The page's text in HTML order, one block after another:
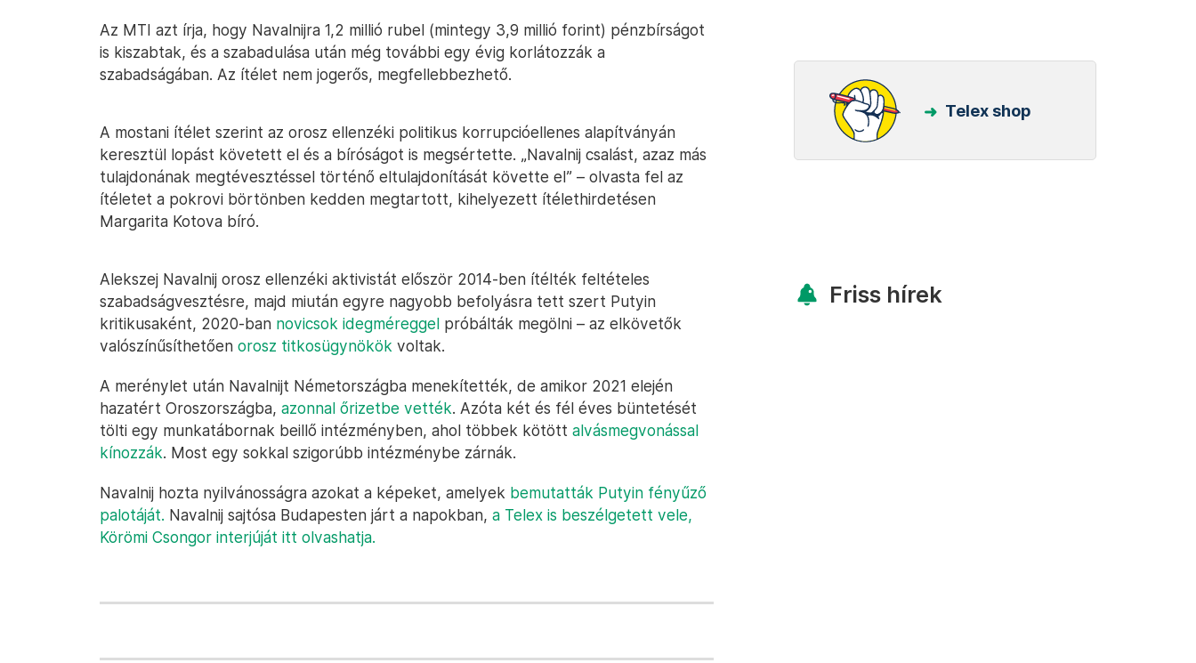
Az MTI azt írja, hogy Navalnijra 1,2 millió rubel (mintegy 3,9 millió forint) pénzbírságot
is kiszabtak, és a szabadulása után még további egy évig korlátozzák a
szabadságában. Az ítélet nem jogerős, megfellebbezhető.
A mostani ítélet szerint az orosz ellenzéki politikus korrupcióellenes alapítványán
keresztül lopást követett el és a bíróságot is megsértette. „Navalnij csalást, azaz más
tulajdonának megtévesztéssel történő eltulajdonítását követte el” – olvasta fel az
ítéletet a pokrovi börtönben kedden megtartott, kihelyezett ítélethirdetésen
Margarita Kotova bíró.
Alekszej Navalnij orosz ellenzéki aktivistát először 2014-ben ítélték feltételes
szabadságvesztésre, majd miután egyre nagyobb befolyásra tett szert Putyin
kritikusaként, 2020-ban novicsok idegméreggel próbálták megölni – az elkövetők
valószínűsíthetően orosz titkosügynökök voltak.
A merénylet után Navalnijt Németországba menekítették, de amikor 2021 elején
hazatért Oroszországba, azonnal őrizetbe vették. Azóta két és fél éves büntetését
tölti egy munkatábornak beillő intézményben, ahol többek kötött alvásmegvonással
kínozzák. Most egy sokkal szigorúbb intézménybe zárnák.
Navalnij hozta nyilvánosságra azokat a képeket, amelyek bemutatták Putyin fényűző
palotáját. Navalnij sajtósa Budapesten járt a napokban, a Telex is beszélgetett vele,
Körömi Csongor interjúját itt olvashatja.
Telex shop
Friss hírek